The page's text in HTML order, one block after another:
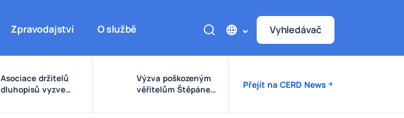
Zpravodajství O službě Vyhledávač
Asociace držitelů
dluhopisů vyzve
pravidel pro emise a
Výzva poškozeným
věřitelům Štěpánek
Přejít na CERD News